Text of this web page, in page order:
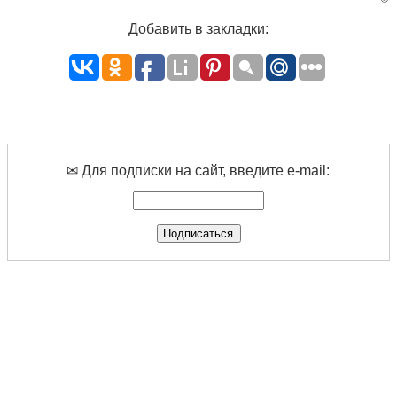
Добавить в закладки:
✉ Для подписки на сайт, введите e-mail: